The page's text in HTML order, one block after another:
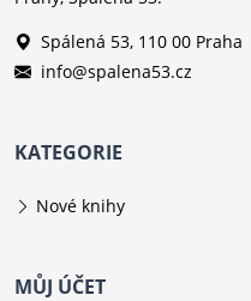
Spálená 53, 110 00 Praha
info@spalena53.cz
KATEGORIE
Nové knihy
MŮJ ÚČET